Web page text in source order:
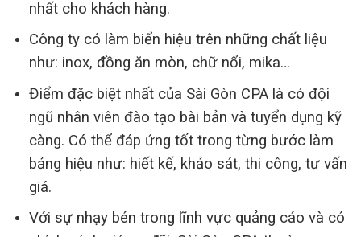
nhất cho khách hàng.
Công ty có làm biển hiệu trên những chất liệu
như: inox, đồng ăn mòn, chữ nổi, mika…
Điểm đặc biệt nhất của Sài Gòn CPA là có đội
ngũ nhân viên đào tạo bài bản và tuyển dụng kỹ
càng. Có thể đáp ứng tốt trong từng bước làm
bảng hiệu như: hiết kế, khảo sát, thi công, tư vấn
giá.
Với sự nhạy bén trong lĩnh vực quảng cáo và có